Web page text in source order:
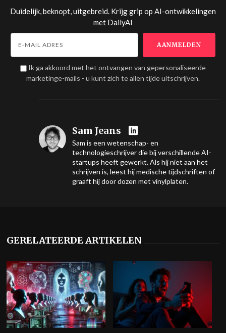
Duidelijk, beknopt, uitgebreid. Krijg grip op AI-ontwikkelingen
met DailyAI
Ik ga akkoord met het ontvangen van gepersonaliseerde
marketinge-mails - u kunt zich te allen tijde uitschrijven.
Sam Jeans
Sam is een wetenschap- en
technologieschrijver die bij verschillende AI-
startups heeft gewerkt. Als hij niet aan het
schrijven is, leest hij medische tijdschriften of
graaft hij door dozen met vinylplaten.
GERELATEERDE ARTIKELEN